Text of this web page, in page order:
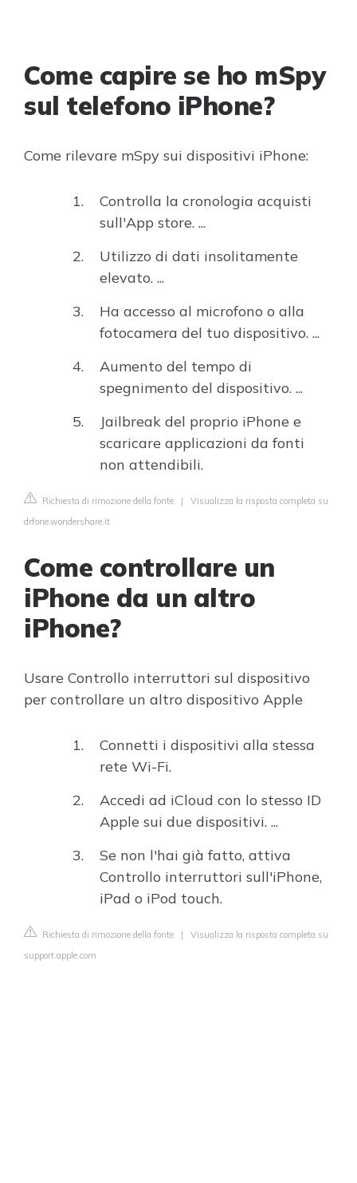
Come capire se ho mSpy
sul telefono iPhone?
Come rilevare mSpy sui dispositivi iPhone:
Controlla la cronologia acquisti
sull'App store. ...
Utilizzo di dati insolitamente
elevato. ...
Ha accesso al microfono o alla
fotocamera del tuo dispositivo. ...
Aumento del tempo di
spegnimento del dispositivo. ...
Jailbreak del proprio iPhone e
scaricare applicazioni da fonti
non attendibili.
Richiesta di rimozione della fonte | Visualizza la risposta completa su
drfone.wondershare.it
Come controllare un
iPhone da un altro
iPhone?
Usare Controllo interruttori sul dispositivo
per controllare un altro dispositivo Apple
Connetti i dispositivi alla stessa
rete Wi-Fi.
Accedi ad iCloud con lo stesso ID
Apple sui due dispositivi. ...
Se non l'hai già fatto, attiva
Controllo interruttori sull'iPhone,
iPad o iPod touch.
Richiesta di rimozione della fonte | Visualizza la risposta completa su
support.apple.com